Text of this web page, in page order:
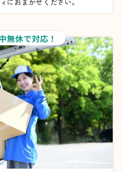
無休で対応！